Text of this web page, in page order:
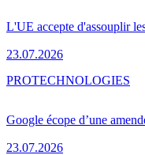
L'UE accepte d'assouplir
23.07.2026
Google écope d’une
23.07.2026
PROTECHNOLOGIES